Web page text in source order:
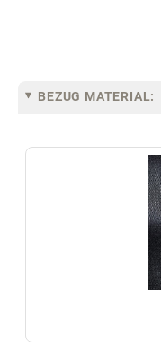
BEZUG MATERIAL: